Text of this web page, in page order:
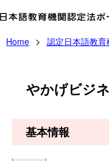
登録実践研修機関・登
申請・届出
Home 認定日本語教育
やかげビジ
基本情報